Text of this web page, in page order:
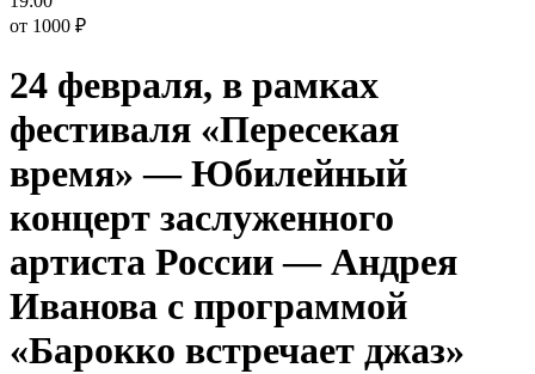
от 1000 ₽
24 февраля, в рамках
фестиваля «Пересекая
время» — Юбилейный
концерт заслуженного
артиста России — Андрея
Иванова с программой
«Барокко встречает джаз»